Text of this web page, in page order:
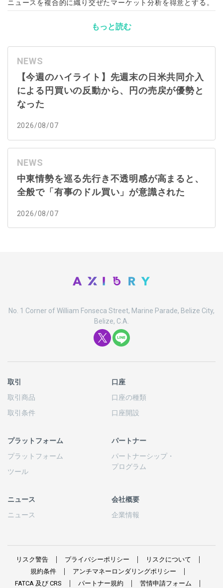
ニュースを複合的に織り交ぜたマーケット分析を得意とする。
もっと読む
NEWS
【今週のハイライト】先週末の日米共同介入
による円買いの反動から、円の売戻が優勢と
なった
2026/08/07
NEWS
中東情勢を巡る先行き不透明感が高まると、
全般で「有事のドル買い」が意識された
2026/08/07
No. 1 Corner of William Fonseca Street, Marine Parade, Belize City,
Belize, C.A.
取引
取引商品
取引条件
口座
口座の種類
口座開設
プラットフォーム
プラットフォーム
ツール
パートナー
パートナーシップ・
プログラム
ニュース
ニュース
会社概要
企業情報
リスク警告 プライバシーポリシー
リスクについて
規約条件
アンチマネーロンダリングポリシー
FATCA 及び CRS パートナー規約 苦情申請フォーム